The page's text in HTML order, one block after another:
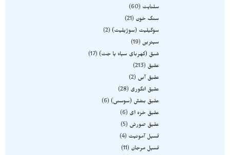
سلنایت
60
سنگ خون
21
سوگیلیت (سوژیلیت) 2
سیترین 19
شبق (کهربای سیاه یا جت) 17
عقیق
213
عقیق آبی
2
عقیق انگوری
28
عقیق بنفش (سوسنی) 6
عقیق خزه ای
6
عقیق صورتی
5
فسیل آمونیت
4
فسیل مرجان
11